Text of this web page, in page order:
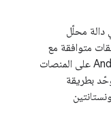
دالة محلّل
متوافقة مع
معرّف الموارد المنتظم (URI) لنظام Android على المنصات
بطريقة